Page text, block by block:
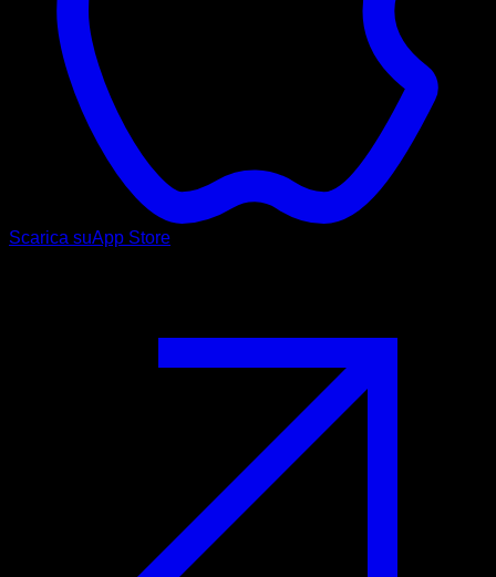
Scarica suApp Store